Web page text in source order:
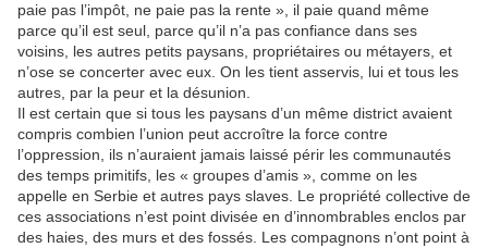
paie pas l’impôt, ne paie pas la rente », il paie quand même
parce qu’il est seul, parce qu’il n’a pas confiance dans ses
voisins, les autres petits paysans, propriétaires ou métayers, et
n’ose se concerter avec eux. On les tient asservis, lui et tous les
autres, par la peur et la désunion.
Il est certain que si tous les paysans d’un même district avaient
compris combien l’union peut accroître la force contre
l’oppression, ils n’auraient jamais laissé périr les communautés
des temps primitifs, les « groupes d’amis », comme on les
appelle en Serbie et autres pays slaves. Le propriété collective de
ces associations n’est point divisée en d’innombrables enclos par
des haies, des murs et des fossés. Les compagnons n’ont point à